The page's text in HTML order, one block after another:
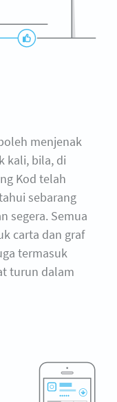
menjenak
kali, bila, di
Kod telah
sebarang
segera. Semua
carta dan graf
termasuk
turun dalam